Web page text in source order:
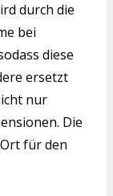
durch die
bei
diese
ersetzt
nur
Die
für den